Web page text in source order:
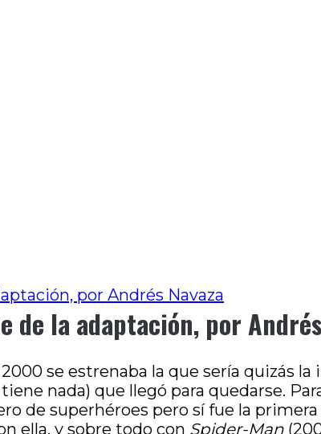
por Andrés Navaza
de la adaptación, por
2000 se estrenaba la que sería quizás
nada) que llegó para quedarse.
de superhéroes pero sí fue la
ella, y sobre todo con Spider-Man